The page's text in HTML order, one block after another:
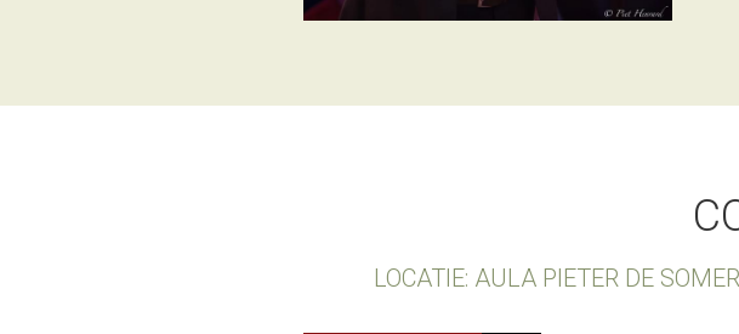
LOCATIE: AULA PIETER DE